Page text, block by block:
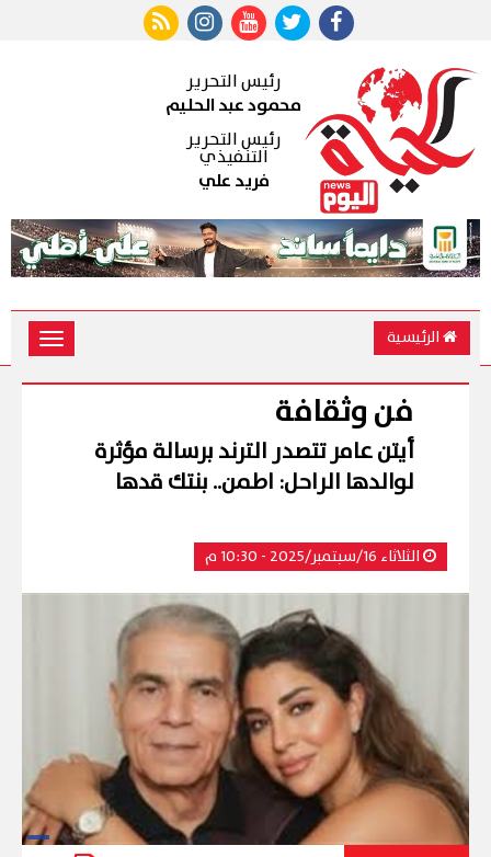
رئيس التحرير
محمود عبد الحليم
رئيس التحرير
التنفيذي
فريد علي
الرئيسية
Toggle
فن وثقافة
أيتن عامر تتصدر الترند برسالة مؤثرة
لوالدها الراحل: اطمن.. بنتك قدها
الثلاثاء 16/سبتمبر/2025 - 10:30 م